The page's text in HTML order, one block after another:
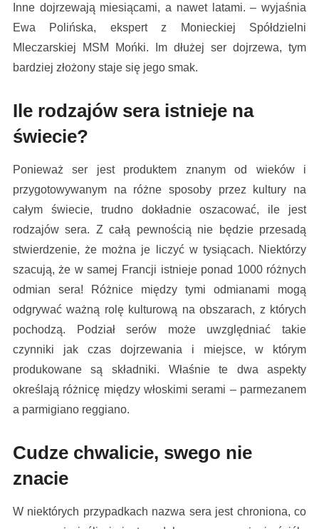
Inne dojrzewają miesiącami, a nawet latami. – wyjaśnia
Ewa Polińska, ekspert z Monieckiej Spółdzielni
Mleczarskiej MSM Mońki. Im dłużej ser dojrzewa, tym
bardziej złożony staje się jego smak.
Ile rodzajów sera istnieje na
świecie?
Ponieważ ser jest produktem znanym od wieków i
przygotowywanym na różne sposoby przez kultury na
całym świecie, trudno dokładnie oszacować, ile jest
rodzajów sera. Z całą pewnością nie będzie przesadą
stwierdzenie, że można je liczyć w tysiącach. Niektórzy
szacują, że w samej Francji istnieje ponad 1000 różnych
odmian sera! Różnice między tymi odmianami mogą
odgrywać ważną rolę kulturową na obszarach, z których
pochodzą. Podział serów może uwzględniać takie
czynniki jak czas dojrzewania i miejsce, w którym
produkowane są składniki. Właśnie te dwa aspekty
określają różnicę między włoskimi serami – parmezanem
a parmigiano reggiano.
Cudze chwalicie, swego nie
znacie
W niektórych przypadkach nazwa sera jest chroniona, co